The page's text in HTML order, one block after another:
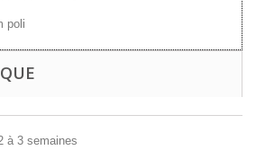
poli
à 3 semaines